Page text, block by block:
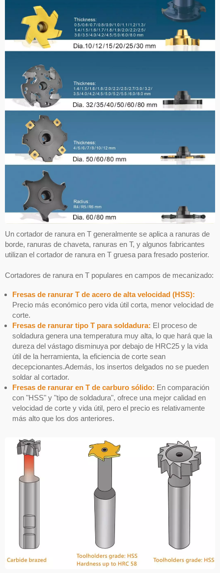
Un cortador de ranura en T generalmente se aplica a ranuras de
borde, ranuras de chaveta, ranuras en T, y algunos fabricantes
utilizan el cortador de ranura en T gruesa para fresado posterior.
Cortadores de ranura en T populares en campos de mecanizado:
Fresas de ranurar T de acero de alta velocidad (HSS):
Precio más económico pero vida útil corta, menor velocidad de
corte.
Fresas de ranurar tipo T para soldadura: El proceso de
soldadura genera una temperatura muy alta, lo que hará que la
dureza del vástago disminuya por debajo de HRC25 y la vida
útil de la herramienta, la eficiencia de corte sean
decepcionantes.Además, los insertos delgados no se pueden
soldar al cortador.
Fresas de ranurar en T de carburo sólido: En comparación
con "HSS" y "tipo de soldadura", ofrece una mejor calidad en
velocidad de corte y vida útil, pero el precio es relativamente
más alto que los dos anteriores.